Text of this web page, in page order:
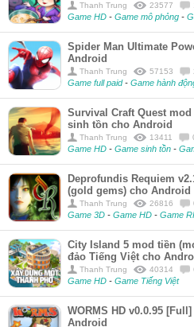
Thanh Trung 23577
Game HD - Game mô phỏng -
Spider Man Ultimate
Android
Thanh Trung 57153
Game full paid- Game hành
Survival Craft Quest
sinh tồn cho Android
Thanh Trung 13411
Game HD - Game sinh tồn -
Deprofundis Requiem
(gold gems) cho Android
Thanh Trung 26816
Game 3D - Game HD - Game
City Island 5 mod tiền
đảo Tiếng Việt cho
Thanh Trung 40314
Game HD - Game Tiếng Việt
WORMS HD v0.0.95
Android